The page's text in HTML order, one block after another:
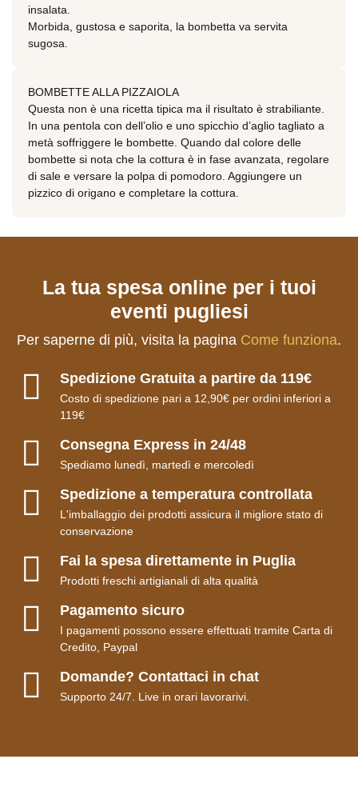
insalata.
Morbida, gustosa e saporita, la bombetta va servita
sugosa.
BOMBETTE ALLA PIZZAIOLA
Questa non è una ricetta tipica ma il risultato è strabiliante.
In una pentola con dell’olio e uno spicchio d’aglio tagliato a
metà soffriggere le bombette. Quando dal colore delle
bombette si nota che la cottura è in fase avanzata, regolare
di sale e versare la polpa di pomodoro. Aggiungere un
pizzico di origano e completare la cottura.
La tua spesa online per i tuoi
eventi pugliesi
Per saperne di più, visita la pagina Come funziona.
Spedizione Gratuita a partire da 119€
Costo di spedizione pari a 12,90€ per ordini inferiori a
119€
Consegna Express in 24/48
Spediamo lunedì, martedì e mercoledì
Spedizione a temperatura controllata
L'imballaggio dei prodotti assicura il migliore stato di
conservazione
Fai la spesa direttamente in Puglia
Prodotti freschi artigianali di alta qualità
Pagamento sicuro
I pagamenti possono essere effettuati tramite Carta di
Credito, Paypal
Domande? Contattaci in chat
Supporto 24/7. Live in orari lavorarivi.